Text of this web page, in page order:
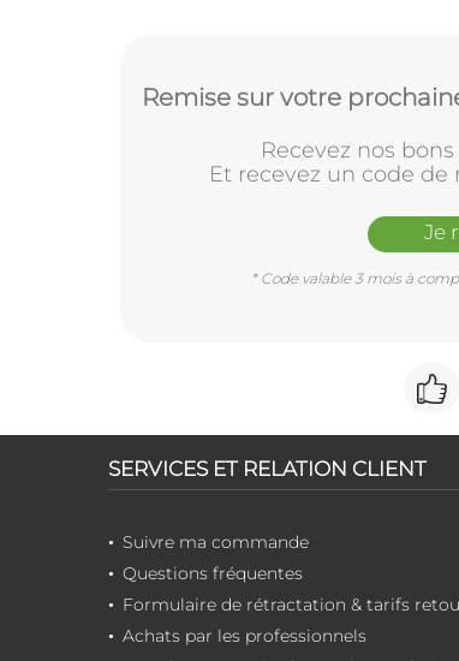
Remise sur votre
Recevez nos
Et recevez un code
Je
* Code valable 3 mois à
SERVICES ET RELATION CLIENT
Suivre ma commande
Questions fréquentes
Formulaire de rétractation & tarifs
Achats par les professionnels